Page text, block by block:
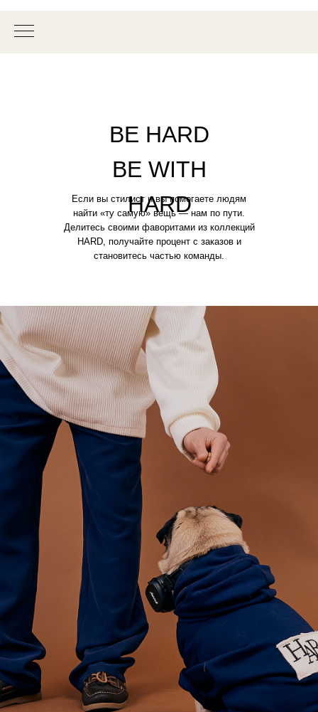
BE HARD
BE WITH
HARD
Если вы стилист и вы помогаете людям
найти «ту самую» вещь — нам по пути.
Делитесь своими фаворитами из коллекций
HARD, получайте процент с заказов и
становитесь частью команды.